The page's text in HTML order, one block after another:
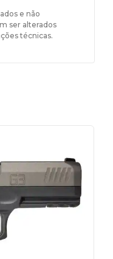
e não
ser alterados
técnicas.